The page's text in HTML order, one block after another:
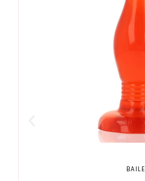
BAILE